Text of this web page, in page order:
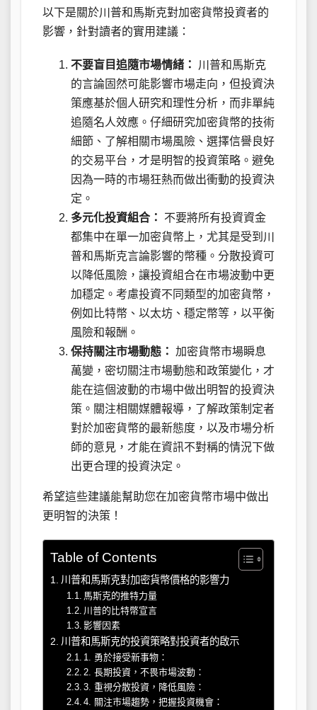
以下是關於川普和馬斯克對加密貨幣投資者的
影響，針對讀者的實用建議：
不要盲目追隨市場情緒：
川普和馬斯克
的言論固然可能影響市場走向，但投資決
策應基於個人研究和理性分析，而非單純
追隨名人效應。仔細研究加密貨幣的技術
細節、了解相關市場風險、選擇信譽良好
的交易平台，才是明智的投資策略。避免
因為一時的市場狂熱而做出衝動的投資決
定。
多元化投資組合：
不要將所有投資資金
都集中在單一加密貨幣上，尤其是受到川
普和馬斯克言論影響的幣種。分散投資可
以降低風險，讓投資組合在市場波動中更
加穩定。考慮投資不同類型的加密貨幣，
例如比特幣、以太坊、穩定幣等，以平衡
風險和報酬。
保持關注市場動態： 加密貨幣市場瞬息
萬變，密切關注市場動態和政策變化，才
能在這個波動的市場中做出明智的投資決
策。關注相關媒體報導，了解政策制定者
對於加密貨幣的最新態度，以及市場分析
師的意見，才能在資訊不對稱的情況下做
出更合理的投資決定。
希望這些建議能幫助您在加密貨幣市場中做出
更明智的決策！
Table of Contents
川普和馬斯克對加密貨幣價格的影響力
馬斯克的推特力量
川普的比特幣宣言
影響因素
川普和馬斯克的投資策略對投資者的啟示
1. 勇於接受新事物：
2. 長期投資，不畏市場波動：
3. 重視分散投資，降低風險：
4. 關注市場趨勢，把握投資機會：